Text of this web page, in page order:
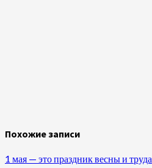
Похожие записи
1 мая — это праздник весны и труда